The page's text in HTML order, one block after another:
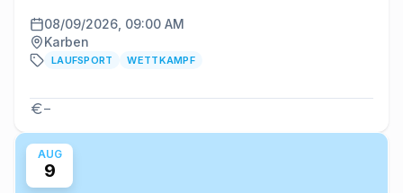
08/09/2026, 09:00 AM
Karben
LAUFSPORT WETTKAMPF
–
AUG
9